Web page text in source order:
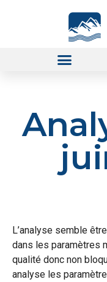
L’analyse semble
dans les paramètres
qualité donc non
analyse les